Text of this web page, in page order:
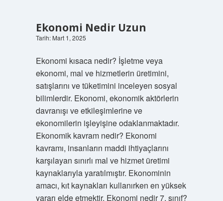
Ekonomi Nedir Uzun
Tarih: Mart 1, 2025
Ekonomi kısaca nedir? İşletme veya
ekonomi, mal ve hizmetlerin üretimini,
satışlarını ve tüketimini inceleyen sosyal
bilimlerdir. Ekonomi, ekonomik aktörlerin
davranışı ve etkileşimlerine ve
ekonomilerin işleyişine odaklanmaktadır.
Ekonomik kavram nedir? Ekonomi
kavramı, insanların maddi ihtiyaçlarını
karşılayan sınırlı mal ve hizmet üretimi
kaynaklarıyla yaratılmıştır. Ekonominin
amacı, kıt kaynakları kullanırken en yüksek
yararı elde etmektir. Ekonomi nedir 7. sınıf?